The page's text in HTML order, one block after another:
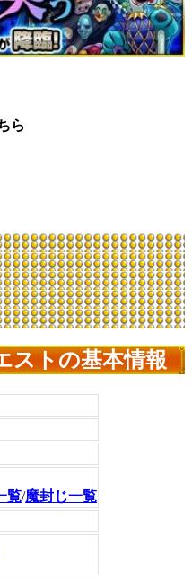
ら
ストの基本情報
覧/魔封じ一覧